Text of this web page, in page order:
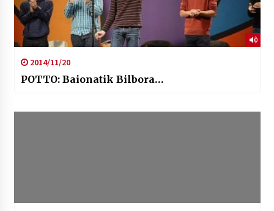
2014/11/20
POTTO: Baionatik Bilbora…